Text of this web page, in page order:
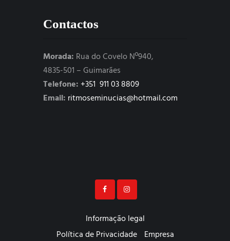
Contactos
Morada: Rua do Covelo Nº940,
4835-501 – Guimarães
Telefone: +351 911 03 8809
Email: ritmoseminucias@hotmail.com
Informação legal
Política de Privacidade Empresa